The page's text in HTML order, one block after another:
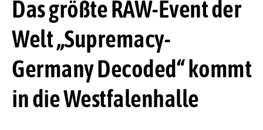
Das größte RAW-Event der
Welt „Supremacy-
Germany Decoded“ kommt
in die Westfalenhalle